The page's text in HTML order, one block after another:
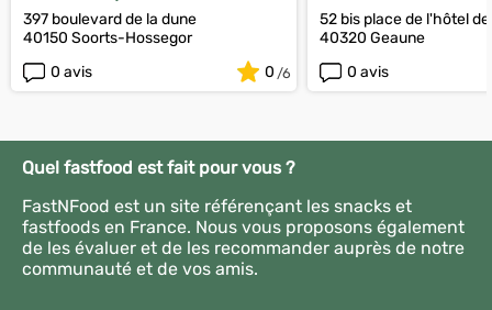
397 boulevard de la dune
40150 Soorts-Hossegor
0 avis
0
52 bis place de l'hôtel
40320 Geaune
0 avis
Quel fastfood est fait pour vous ?
FastNFood est un site référençant les snacks et
fastfoods en France. Nous vous proposons également
de les évaluer et de les recommander auprès de notre
communauté et de vos amis.